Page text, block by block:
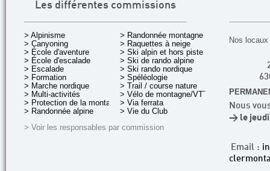
Les différentes commissions
> Alpinisme
> Canyoning
> École d'aventure
> École d'escalade
> Escalade
> Formation
> Marche nordique
> Multi-activités
> Protection de la montagne
> Randonnée alpine
> Randonnée montagne
> Raquettes à neige
> Ski alpin et hors piste
> Ski de rando alpine
> Ski rando nordique
> Spéléologie
> Trail / course nature
> Vélo de montagne/VTT
> Via ferrata
> Vie du Club
> Voir les responsables par commission
Nos
Nous
> le jeudi
Email :